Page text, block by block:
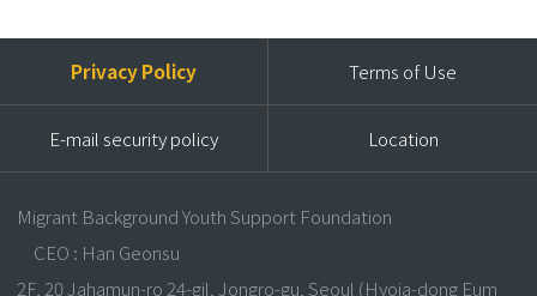
Privacy Policy Terms of Use
E-mail security policy Location
Migrant Background Youth Support Foundation
CEO : Han Geonsu
2F, 20 Jahamun-ro 24-gil, Jongro-gu, Seoul (Hyoja-dong Eum